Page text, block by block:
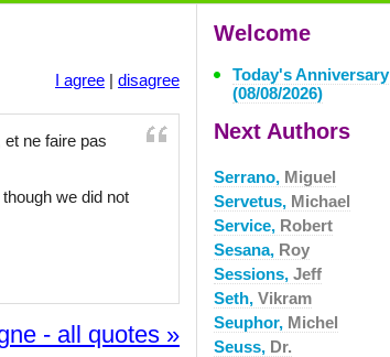
I agree | disagree
ne faire pas
we did not
- all quotes »
Welcome
Today's Anniversary
(08/08/2026)
Next Authors
Serrano, Miguel
Servetus, Michael
Service, Robert
Sesana, Roy
Sessions, Jeff
Seth, Vikram
Seuphor, Michel
Seuss, Dr.